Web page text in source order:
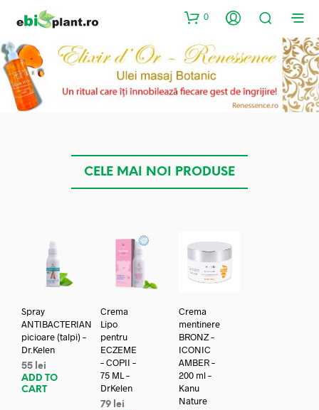
0
CELE MAI NOI PRODUSE
Spray
ANTIBACTERIAN
picioare (talpi) –
Dr.Kelen
55 lei
ADD TO
CART
Crema
Lipo
pentru
ECZEME
– COPII –
75 ML –
DrKelen
79 lei
Crema
mentinere
BRONZ –
ICONIC
AMBER –
200 ml –
Kanu
Nature